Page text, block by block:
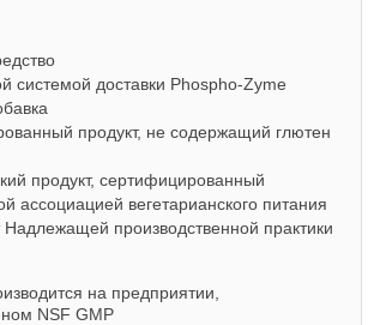
системой доставки Phospho-Zyme
продукт, не содержащий глютен
продукт, сертифицированный
ассоциацией вегетарианского питания
производственной практики
на предприятии,
NSF GMP